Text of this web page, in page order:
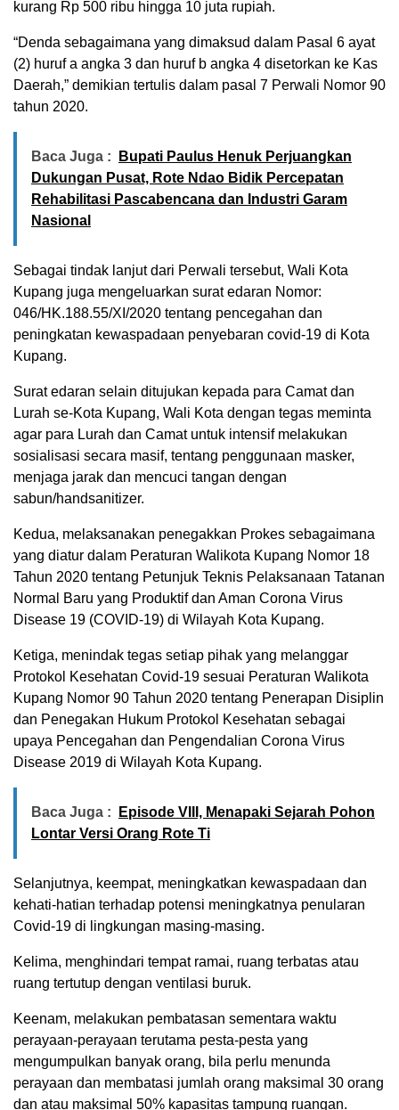
kurang Rp 500 ribu hingga 10 juta rupiah.
“Denda sebagaimana yang dimaksud dalam Pasal 6 ayat
(2) huruf a angka 3 dan huruf b angka 4 disetorkan ke Kas
Daerah,” demikian tertulis dalam pasal 7 Perwali Nomor 90
tahun 2020.
Baca Juga :
Bupati Paulus Henuk Perjuangkan
Dukungan Pusat, Rote Ndao Bidik Percepatan
Rehabilitasi Pascabencana dan Industri Garam
Nasional
Sebagai tindak lanjut dari Perwali tersebut, Wali Kota
Kupang juga mengeluarkan surat edaran Nomor:
046/HK.188.55/XI/2020 tentang pencegahan dan
peningkatan kewaspadaan penyebaran covid-19 di Kota
Kupang.
Surat edaran selain ditujukan kepada para Camat dan
Lurah se-Kota Kupang, Wali Kota dengan tegas meminta
agar para Lurah dan Camat untuk intensif melakukan
sosialisasi secara masif, tentang penggunaan masker,
menjaga jarak dan mencuci tangan dengan
sabun/handsanitizer.
Kedua, melaksanakan penegakkan Prokes sebagaimana
yang diatur dalam Peraturan Walikota Kupang Nomor 18
Tahun 2020 tentang Petunjuk Teknis Pelaksanaan Tatanan
Normal Baru yang Produktif dan Aman Corona Virus
Disease 19 (COVID-19) di Wilayah Kota Kupang.
Ketiga, menindak tegas setiap pihak yang melanggar
Protokol Kesehatan Covid-19 sesuai Peraturan Walikota
Kupang Nomor 90 Tahun 2020 tentang Penerapan Disiplin
dan Penegakan Hukum Protokol Kesehatan sebagai
upaya Pencegahan dan Pengendalian Corona Virus
Disease 2019 di Wilayah Kota Kupang.
Baca Juga :
Episode VIII, Menapaki Sejarah Pohon
Lontar Versi Orang Rote Ti
Selanjutnya, keempat, meningkatkan kewaspadaan dan
kehati-hatian terhadap potensi meningkatnya penularan
Covid-19 di lingkungan masing-masing.
Kelima, menghindari tempat ramai, ruang terbatas atau
ruang tertutup dengan ventilasi buruk.
Keenam, melakukan pembatasan sementara waktu
perayaan-perayaan terutama pesta-pesta yang
mengumpulkan banyak orang, bila perlu menunda
perayaan dan membatasi jumlah orang maksimal 30 orang
dan atau maksimal 50% kapasitas tampung ruangan.